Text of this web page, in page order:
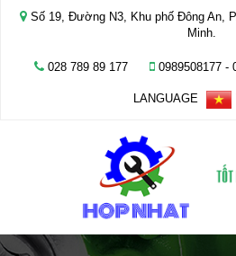
Số 19, Đường N3, Khu phố Đông An,
Minh.
028 789 89 177 0989508177 -
LANGUAGE